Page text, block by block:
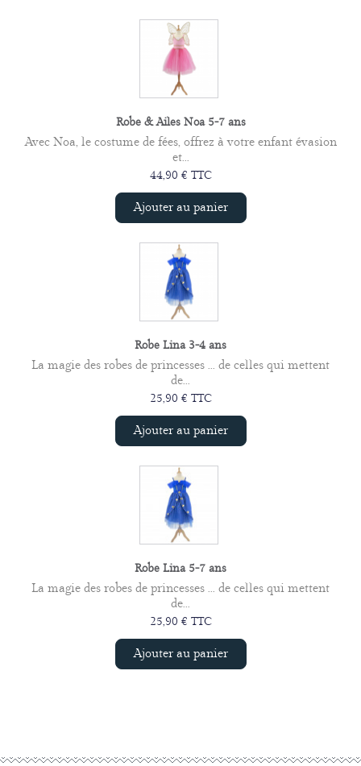
Robe & Ailes Noa 5-7 ans
Avec Noa, le costume de fées, offrez à votre enfant évasion
et...
44,90 € TTC
Ajouter au panier
Robe Lina 3-4 ans
La magie des robes de princesses ... de celles qui mettent
de...
25,90 € TTC
Ajouter au panier
Robe Lina 5-7 ans
La magie des robes de princesses ... de celles qui mettent
de...
25,90 € TTC
Ajouter au panier